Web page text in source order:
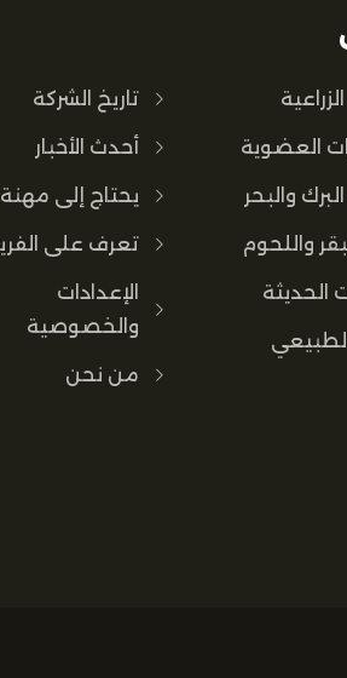
العضوية
والبحر
واللحوم
الحديثة
تاريخ الشركة
أحدث الأخبار
يحتاج إلى مهنة
تعرف على
الإعدادات
والخصوصية
من نحن